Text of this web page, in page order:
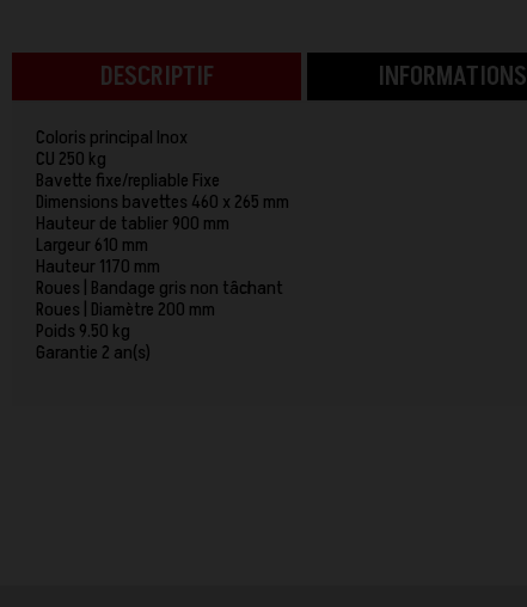
DESCRIPTIF INFORMATIONS
Coloris principal Inox
CU 250 kg
Bavette fixe/repliable Fixe
Dimensions bavettes 460 x 265 mm
Hauteur de tablier 900 mm
Largeur 610 mm
Hauteur 1170 mm
Roues | Bandage gris non tâchant
Roues | Diamètre 200 mm
Poids 9.50 kg
Garantie 2 an(s)